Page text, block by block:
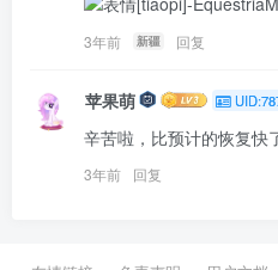
3年前 新疆 回复
苹果萌
辛苦啦，比预计的恢复快
3年前 回复